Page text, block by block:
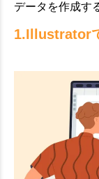
データを作成す
1.Illustrator